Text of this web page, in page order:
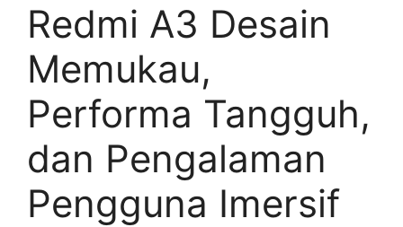
Redmi A3 Desain
Memukau,
Performa Tangguh,
dan Pengalaman
Pengguna Imersif